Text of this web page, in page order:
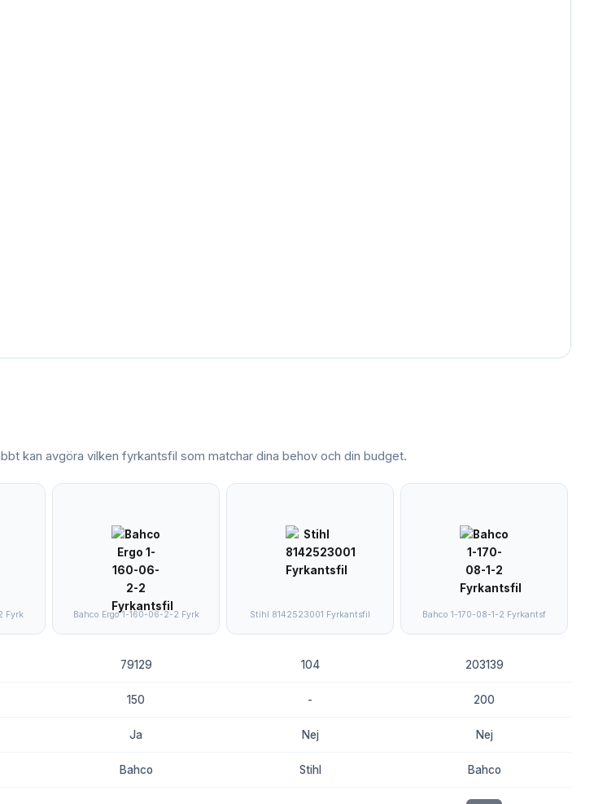
kan avgöra vilken fyrkantsfil som matchar dina behov och din budget.
Fyrk Bahco Ergo 1-160-06-2-2 Fyrk Stihl 8142523001 Fyrkantsfil Bahco 1-170-08-1-2 Fyrkantsf
79129 104 203139
150 - 200
Ja Nej Nej
Bahco Stihl Bahco